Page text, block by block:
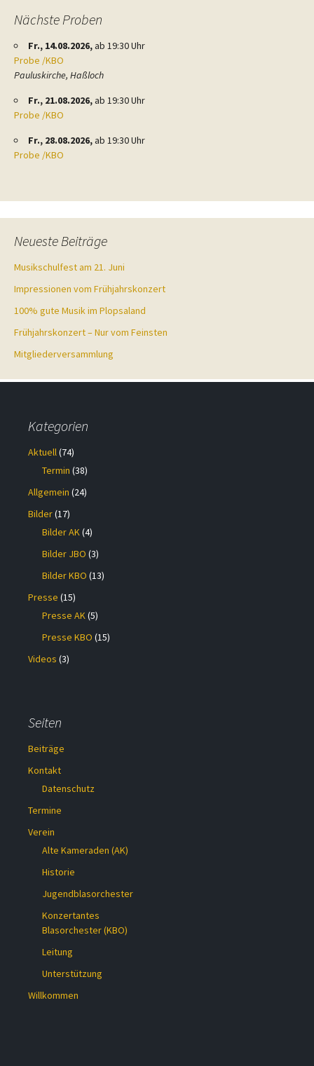
Nächste Proben
Fr., 14.08.2026,ab 19:30 Uhr
Probe /KBO
Pauluskirche, Haßloch
Fr., 21.08.2026,ab 19:30 Uhr
Probe /KBO
Fr., 28.08.2026,ab 19:30 Uhr
Probe /KBO
Neueste Beiträge
Musikschulfest am 21. Juni
Impressionen vom Frühjahrskonzert
100% gute Musik im Plopsaland
Frühjahrskonzert – Nur vom Feinsten
Mitgliederversammlung
Kategorien
Aktuell(74)
Termin (38)
Allgemein (24)
Bilder(17)
Bilder AK(4)
Bilder JBO (3)
Bilder KBO (13)
Presse (15)
Presse AK(5)
Presse KBO (15)
Videos (3)
Seiten
Beiträge
Kontakt
Datenschutz
Termine
Verein
Alte Kameraden (AK)
Historie
Jugendblasorchester
Konzertantes
Blasorchester (KBO)
Leitung
Unterstützung
Willkommen